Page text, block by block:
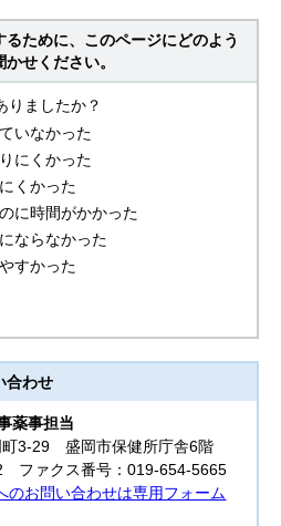
ために、このページにどのよう
せください。
りましたか？
いなかった
にくかった
くかった
に時間がかかった
ならなかった
すかった
合わせ
薬事担当
3-29 盛岡市保健所庁舎6階
ファクス番号：019-654-5665
お問い合わせは専用フォーム